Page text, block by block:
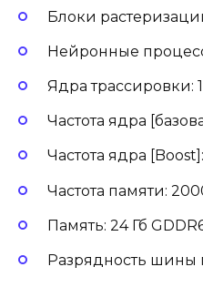
Блоки
Нейронные
Ядра трассировки:
Частота ядра
Частота ядра
Частота памяти:
Память: 24 Гб
Разрядность шины